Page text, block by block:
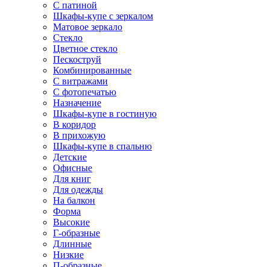
С патиной
Шкафы-купе с зеркалом
Матовое зеркало
Стекло
Цветное стекло
Пескоструй
Комбинированные
С витражами
С фотопечатью
Назначение
Шкафы-купе в гостиную
В коридор
В прихожую
Шкафы-купе в спальню
Детские
Офисные
Для книг
Для одежды
На балкон
Форма
Высокие
Г-образные
Длинные
Низкие